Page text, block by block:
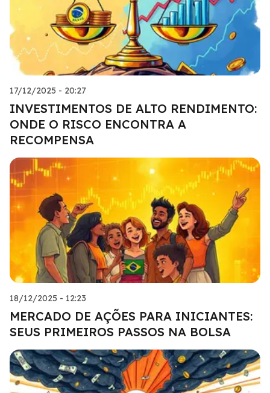
17/12/2025 - 20:27
INVESTIMENTOS DE ALTO RENDIMENTO:
ONDE O RISCO ENCONTRA A
RECOMPENSA
18/12/2025 - 12:23
MERCADO DE AÇÕES PARA INICIANTES:
SEUS PRIMEIROS PASSOS NA BOLSA